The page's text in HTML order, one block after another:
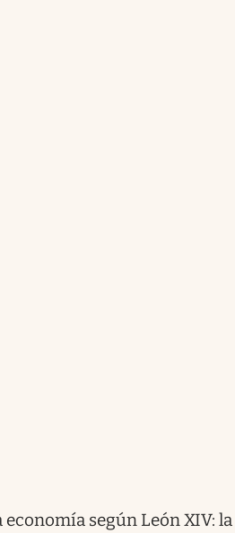
economía según León XIV: la